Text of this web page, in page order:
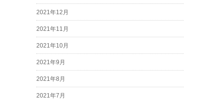
2021年12月
2021年11月
2021年10月
2021年9月
2021年8月
2021年7月